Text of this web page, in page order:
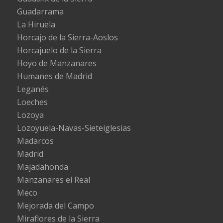
Guadarrama
La Hiruela
Horcajo de la Sierra-Aoslos
Horcajuelo de la Sierra
Hoyo de Manzanares
Humanes de Madrid
Leganés
Loeches
Lozoya
Lozoyuela-Navas-Sieteiglesias
Madarcos
Madrid
Majadahonda
Manzanares el Real
Meco
Mejorada del Campo
Miraflores de la Sierra